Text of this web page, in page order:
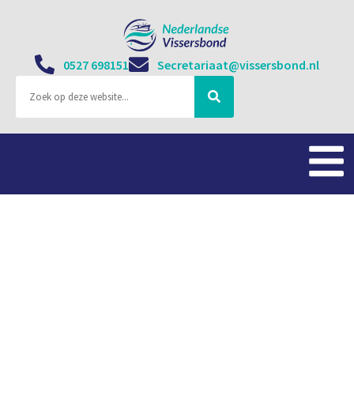
0527 698151 Secretariaat@vissersbond.nl